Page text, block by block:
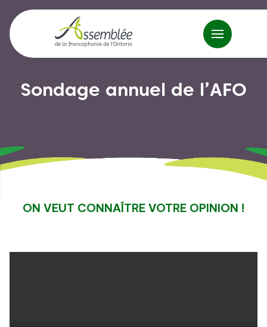
Sondage annuel de l’AFO
ON VEUT CONNAÎTRE VOTRE OPINION !